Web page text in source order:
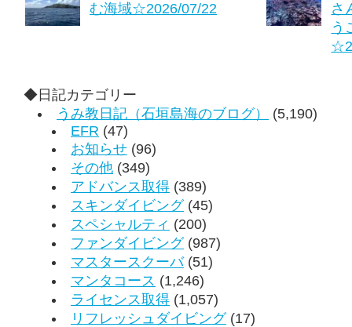
む海域☆2026/07/22
さ
う
◆日記カテゴリー
うみ教日記（石垣島海のブログ）
(5,190)
EFR (47)
お知らせ (96)
その他 (349)
アドバンス取得 (389)
スキンダイビング(45)
スペシャルティ (200)
ファンダイビング(987)
マスタースクーバ(51)
マンタコース (1,246)
ライセンス取得 (1,057)
リフレッシュダイビング(17)